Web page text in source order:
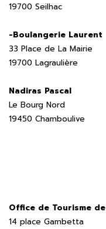
19700 Seilhac
-Boulangerie Laurent
33 Place de La Mairie
19700 Lagraulière
Nadiras Pascal
Le Bourg Nord
19450 Chamboulive
Office de Tourisme
14 place Gambetta